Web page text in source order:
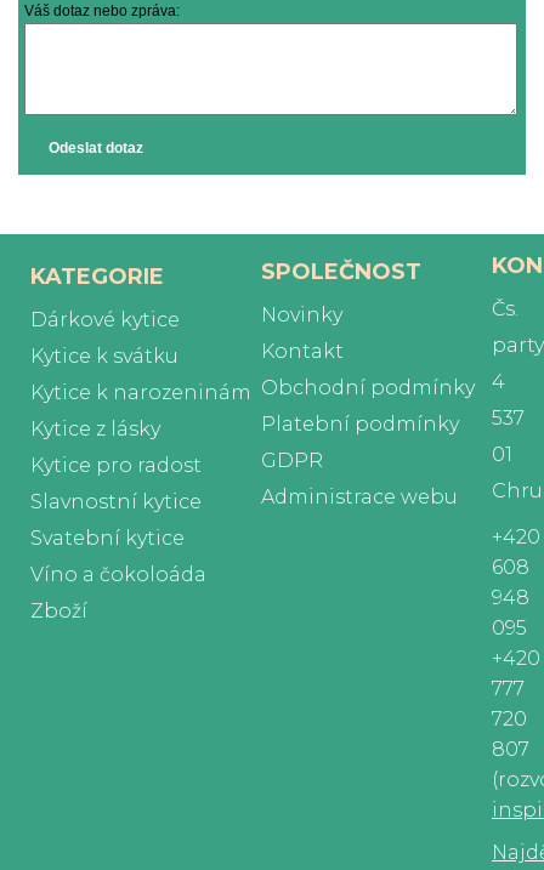
Váš dotaz nebo zpráva:
Odeslat dotaz
KATEGORIE
Dárkové kytice
Kytice k svátku
Kytice k narozeninám
Kytice z lásky
Kytice pro radost
Slavnostní kytice
Svatební kytice
Víno a čokoloáda
Zboží
SPOLEČNOST
Novinky
Kontakt
Obchodní podmínky
Platební podmínky
GDPR
Administrace webu
Čs.
4
537
01
+420
608
948
095
+420
777
720
807